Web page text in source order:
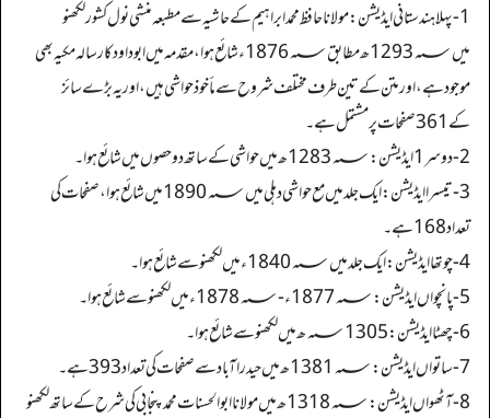
1- پہلا ہندستانی ایڈیشن: مولانا حافظ محمد ابراہیم کے حاشیہ سے مطبعہ منشی نول کشور لکھنو
میں 1293؁ھ مطابق 1876؁ء شائع ہوا، مقدمہ میں ابوداودکا رسالہ مکیہ بھی
موجود ہے، اور متن کے تین طرف مختلف شروح سے مأخوذ حواشی ہیں، ا ور یہ بڑے سائز
کے 361 صفحات پر مشتمل ہے۔
2- دوسر1 ایڈیشن: 1283؁ھ میں حواشی کے ساتھ دو حصوں میں شائع ہوا۔
3- تیسرا ایڈیشن: ایک جلد میں مع حواشی دہلی میں 1890؁ میں شائع ہوا، صفحات کی
تعداد 168ہے۔
4- چوتھا ایڈیشن: ایک جلد میں 1840؁ء میں لکھنو سے شائع ہوا۔
5- پانچواں ایڈیشن: 1877؁ء- 1878؁ء میں لکھنو سے شائع ہوا۔
6- چھٹا ایڈیشن: 1305 ؁ھ میں لکھنو سے شائع ہوا۔
7- ساتواں ایڈیشن: 1381؁ھ میں حیدرا آباد سے صفحات کی تعداد 393 ہے۔
8- آٹھواں ایڈیشن: 1318؁ھ میں مولانا ابو الحسنات محمد پنجابی کی شرح کے ساتھ لکھنو